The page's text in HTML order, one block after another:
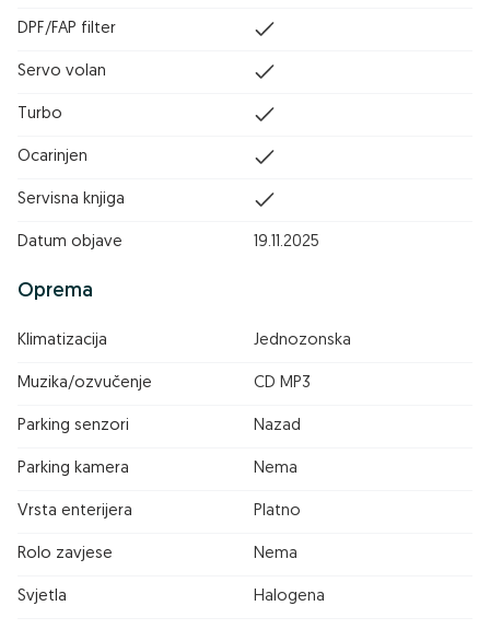
DPF/FAP filter
Servo volan
Turbo
Ocarinjen
Servisna knjiga
Datum objave 19.11.2025
Oprema
Klimatizacija Jednozonska
Muzika/ozvučenje CD MP3
Parking senzori Nazad
Parking kamera Nema
Vrsta enterijera Platno
Rolo zavjese Nema
Svjetla Halogena